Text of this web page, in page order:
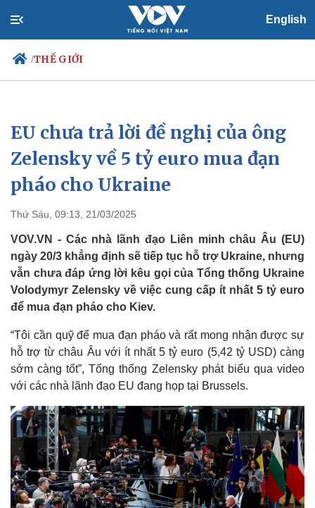
English
/THẾ GIỚI
Chính trị
Đảng
Tổ chức nhân sự
Quốc hội
Nhận diện sự thật
Xã hội
Dự báo thời tiết
EU chưa trả lời đề nghị của ông
Zelensky về 5 tỷ euro mua đạn
pháo cho Ukraine
Thứ Sáu, 09:13, 21/03/2025
VOV.VN - Các nhà lãnh đạo Liên minh châu Âu (EU)
ngày 20/3 khẳng định sẽ tiếp tục hỗ trợ Ukraine, nhưng
vẫn chưa đáp ứng lời kêu gọi của Tổng thống Ukraine
Volodymyr Zelensky về việc cung cấp ít nhất 5 tỷ euro
để mua đạn pháo cho Kiev.
“Tôi cần quỹ để mua đạn pháo và rất mong nhận được sự
hỗ trợ từ châu Âu với ít nhất 5 tỷ euro (5,42 tỷ USD) càng
sớm càng tốt”, Tổng thống Zelensky phát biểu qua video
với các nhà lãnh đạo EU đang họp tại Brussels.